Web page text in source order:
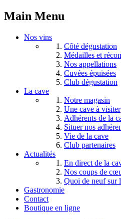
Main Menu
Nos vins
Côté dégustation
Médailles et
Nos appellations
Cuvées épuisées
Club dégustation
La cave
Notre magasin
Une cave à visiter
Adhérents de la
Situer nos
Vie de la cave
Club partenaires
Actualités
En direct de la
Nos coups de
Quoi de neuf sur
Gastronomie
Contact
Boutique en ligne